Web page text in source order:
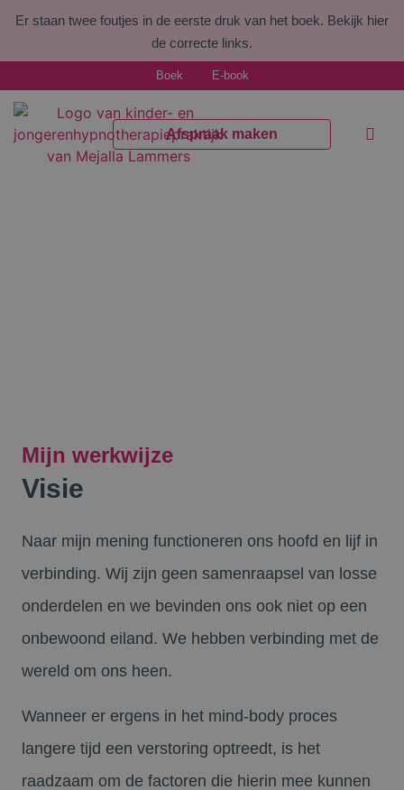
Er staan twee foutjes in de eerste druk van het boek. Bekijk hier
de correcte links.
Boek E-book
Afspraak maken
Mijn werkwijze
Visie
Naar mijn mening functioneren ons hoofd en lijf in
verbinding. Wij zijn geen samenraapsel van losse
onderdelen en we bevinden ons ook niet op een
onbewoond eiland. We hebben verbinding met de
wereld om ons heen.
Wanneer er ergens in het mind-body proces
langere tijd een verstoring optreedt, is het
raadzaam om de factoren die hierin mee kunnen